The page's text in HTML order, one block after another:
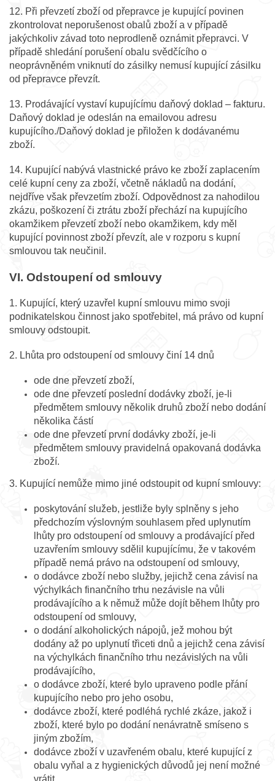
12. Při převzetí zboží od přepravce je kupující povinen
zkontrolovat neporušenost obalů zboží a v případě
jakýchkoliv závad toto neprodleně oznámit přepravci. V
případě shledání porušení obalu svědčícího o
neoprávněném vniknutí do zásilky nemusí kupující zásilku
od přepravce převzít.
13. Prodávající vystaví kupujícímu daňový doklad – fakturu.
Daňový doklad je odeslán na emailovou adresu
kupujícího./Daňový doklad je přiložen k dodávanému
zboží.
14. Kupující nabývá vlastnické právo ke zboží zaplacením
celé kupní ceny za zboží, včetně nákladů na dodání,
nejdříve však převzetím zboží. Odpovědnost za nahodilou
zkázu, poškození či ztrátu zboží přechází na kupujícího
okamžikem převzetí zboží nebo okamžikem, kdy měl
kupující povinnost zboží převzít, ale v rozporu s kupní
smlouvou tak neučinil.
VI. Odstoupení od smlouvy
1. Kupující, který uzavřel kupní smlouvu mimo svoji
podnikatelskou činnost jako spotřebitel, má právo od kupní
smlouvy odstoupit.
2. Lhůta pro odstoupení od smlouvy činí 14 dnů
ode dne převzetí zboží,
ode dne převzetí poslední dodávky zboží, je-li
předmětem smlouvy několik druhů zboží nebo dodání
několika částí
ode dne převzetí první dodávky zboží, je-li
předmětem smlouvy pravidelná opakovaná dodávka
zboží.
3. Kupující nemůže mimo jiné odstoupit od kupní smlouvy:
poskytování služeb, jestliže byly splněny s jeho
předchozím výslovným souhlasem před uplynutím
lhůty pro odstoupení od smlouvy a prodávající před
uzavřením smlouvy sdělil kupujícímu, že v takovém
případě nemá právo na odstoupení od smlouvy,
o dodávce zboží nebo služby, jejichž cena závisí na
výchylkách finančního trhu nezávisle na vůli
prodávajícího a k němuž může dojít během lhůty pro
odstoupení od smlouvy,
o dodání alkoholických nápojů, jež mohou být
dodány až po uplynutí třiceti dnů a jejichž cena závisí
na výchylkách finančního trhu nezávislých na vůli
prodávajícího,
o dodávce zboží, které bylo upraveno podle přání
kupujícího nebo pro jeho osobu,
dodávce zboží, které podléhá rychlé zkáze, jakož i
zboží, které bylo po dodání nenávratně smíseno s
jiným zbožím,
dodávce zboží v uzavřeném obalu, které kupující z
obalu vyňal a z hygienických důvodů jej není možné
vrátit,